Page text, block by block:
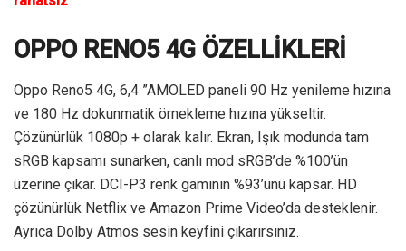
OPPO RENO5 4G ÖZELLİKLERİ
Oppo Reno5 4G, 6,4 ”AMOLED paneli 90 Hz yenileme hızına
ve 180 Hz dokunmatik örnekleme hızına yükseltir.
Çözünürlük 1080p + olarak kalır. Ekran, Işık modunda tam
sRGB kapsamı sunarken, canlı mod sRGB’de %100’ün
üzerine çıkar. DCI-P3 renk gamının %93’ünü kapsar. HD
çözünürlük Netflix ve Amazon Prime Video’da desteklenir.
Ayrıca Dolby Atmos sesin keyfini çıkarırsınız.